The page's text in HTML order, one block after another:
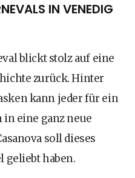
IN VENEDIG
blickt stolz auf eine
zurück. Hinter
kann jeder für ein
in eine ganz neue
soll dieses
geliebt haben.